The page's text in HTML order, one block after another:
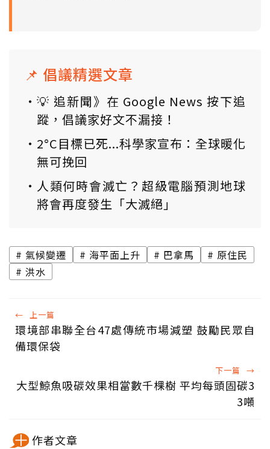
📌 倡議精選文章
💡 追新聞》在 Google News 按下追
蹤，倡議家好文不漏接！
2°C目標已死...科學家宣布：全球暖化
無可挽回
人類何時會滅亡？超級電腦預測地球
將會再度發生「大滅絕」
氣候變遷 海平面上升 巴拿馬
原住民
洪水
← 上一篇
環境部串聯全台47處傳統市場減塑 鼓勵民眾自
備環保袋
下一篇 →
大型鯨魚吸碳效果相當數千棵樹 平均每頭固碳3
3噸
作者文章